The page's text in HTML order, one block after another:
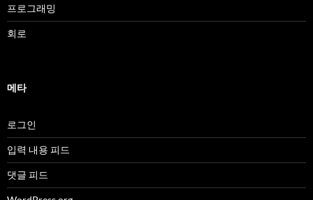
프로그래밍
회로
메타
로그인
입력 내용 피드
댓글 피드